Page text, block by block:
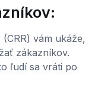
vám ukáže,
zákazníkov.
ľudí sa vráti po